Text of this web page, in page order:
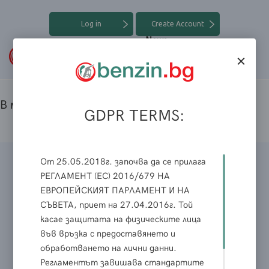
Log in Create Account
News
В момента няма новини
Contact us
GDPR TERMS:
От 25.05.2018г. започва да се прилага
РЕГЛАМЕНТ (ЕС) 2016/679 НА
ЕВРОПЕЙСКИЯТ ПАРЛАМЕНТ И НА
СЪВЕТА, приет на 27.04.2016г. Той
касае защитата на физическите лица
във връзка с предоставянето и
обработването на лични данни.
Регламентът завишава стандартите